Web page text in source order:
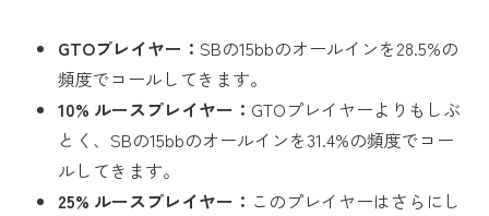
GTOプレイヤー： SBの15bbのオールインを28.5%の
頻度でコールしてきます。
10% ルースプレイヤー： GTOプレイヤーよりもしぶ
とく、SBの15bbのオールインを31.4%の頻度でコー
ルしてきます。
25% ルースプレイヤー： このプレイヤーはさらにし